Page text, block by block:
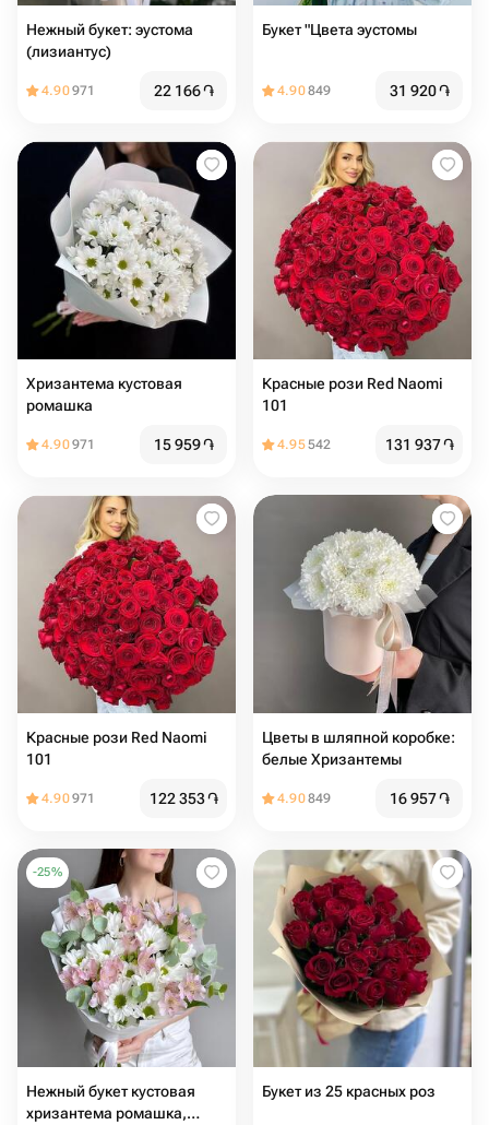
Нежный букет: эустома
(лизиантус)
4.90971 22 166֏
Букет "Цвета эустомы
4.90849 31 920֏
Хризантема кустовая
ромашка
4.90971 15 959֏
Красные рози Red Naomi
101
4.95542 131 937֏
Красные рози Red Naomi
101
4.90971 122 353֏
Цвeты в шляпной коробке:
белые Хризантемы
4.90849 16 957֏
-25%
Нежный букет кустовая
хризантема ромашка,
Букет из 25 красных роз